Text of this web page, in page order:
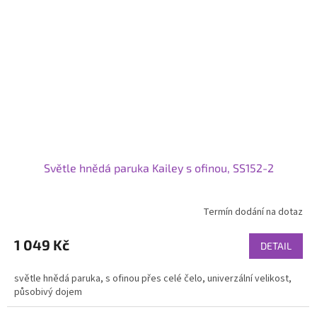
Světle hnědá paruka Kailey s ofinou, SS152-2
Termín dodání na dotaz
1 049 Kč DETAIL
světle hnědá paruka, s ofinou přes celé čelo, univerzální velikost,
působivý dojem